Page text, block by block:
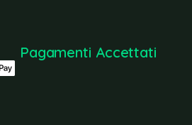
Pagamenti Accettati